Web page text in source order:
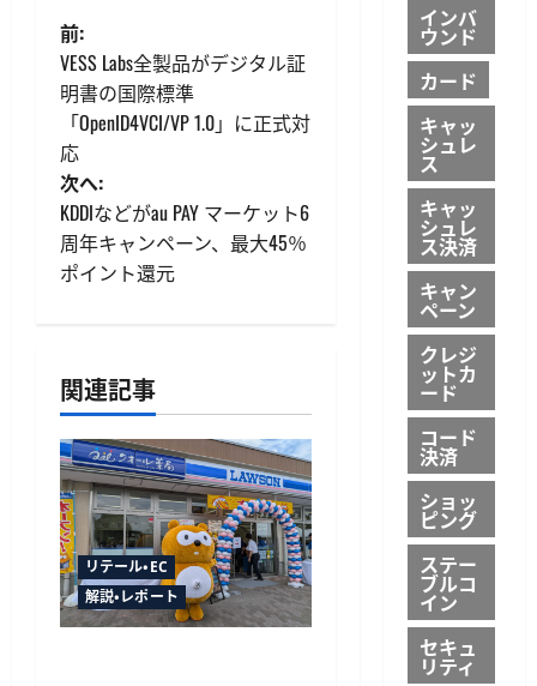
投
稿
ナ
ビ
ゲ
ー
ョ
ン
前:
VESS Labs全製品がデジタル証
明書の国際標準
「OpenID4VCI/VP 1.0」に正式対
応
次へ:
KDDIなどがau PAY マーケット6
周年キャンペーン、最大45％
ポイント還元
関連記事
リテール・EC
解説・レポート
インバ
ウンド
カード
キャッ
シュレ
ス
キャッ
シュレ
ス決済
キャン
ペーン
クレジ
ットカ
ード
コード
決済
ショッ
ピング
ステー
ブルコ
イン
セキュ
リティ